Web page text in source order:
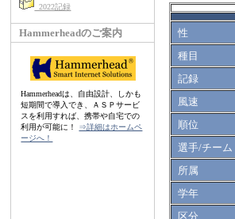
2022記録
Hammerheadのご案内
Hammerheadは、自由設計、しかも
短期間で導入でき、ＡＳＰサービ
スを利用すれば、携帯や自宅での
利用が可能に！ ⇒詳細はホームペ
ージへ！
性
種目
記録
風速
順位
選手/チーム
所属
学年
区分